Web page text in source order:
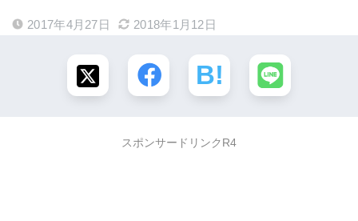
2017年4月27日 2018年1月12日
スポンサードリンクR4